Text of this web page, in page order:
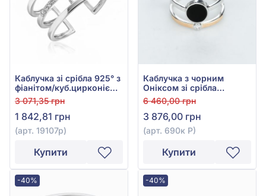
Каблучка зі срібла 925° з
фіанітом/куб.цирконієм,
арт. 19107р
3 071,35 грн
1 842,81 грн
(арт. 19107р)
Купити
Каблучка з чорним
Оніксом зі срібла
925°/375°, арт. 690к Р
6 460,00 грн
3 876,00 грн
(арт. 690к Р)
Купити
-40% -40%